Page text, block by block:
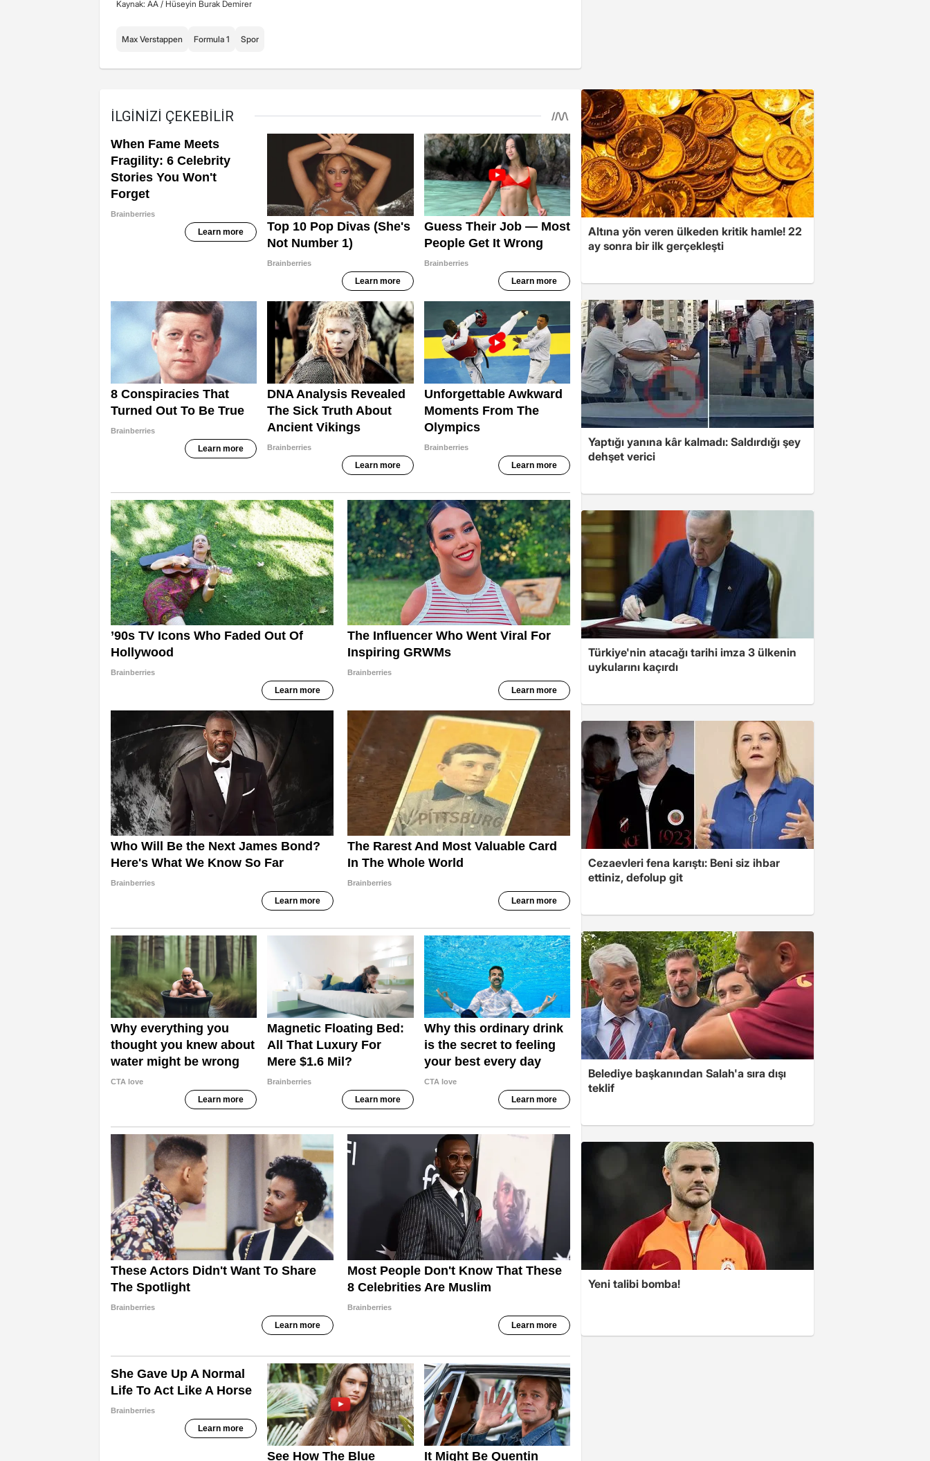
Kaynak: AA / Hüseyin Burak Demirer
Max Verstappen Formula 1 Spor
Altına yön veren ülkeden kritik hamle! 22
ay sonra bir ilk gerçekleşti
Yaptığı yanına kâr kalmadı: Saldırdığı şey
dehşet verici
Türkiye'nin atacağı tarihi imza 3 ülkenin
uykularını kaçırdı
Cezaevleri fena karıştı: Beni siz ihbar
ettiniz, defolup git
Belediye başkanından Salah'a sıra dışı
teklif
Yeni talibi bomba!